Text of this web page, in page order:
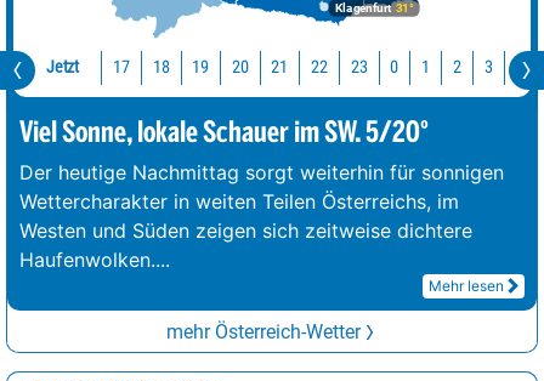
Klagenfurt 31°
Jetzt 17 18 19 20 21 22 23 0 1 2 3 4
Viel Sonne, lokale Schauer im SW. 5/20°
Der heutige Nachmittag sorgt weiterhin für sonnigen
Wettercharakter in weiten Teilen Österreichs, im
Westen und Süden zeigen sich zeitweise dichtere
Haufenwolken....
Mehr lesen
mehr Österreich-Wetter